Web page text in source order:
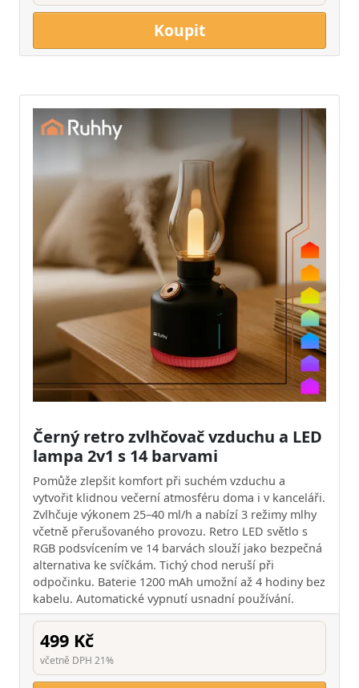
Koupit
Černý retro zvlhčovač vzduchu a LED
lampa 2v1 s 14 barvami
Pomůže zlepšit komfort při suchém vzduchu a
vytvořit klidnou večerní atmosféru doma i v kanceláři.
Zvlhčuje výkonem 25–40 ml/h a nabízí 3 režimy mlhy
včetně přerušovaného provozu. Retro LED světlo s
RGB podsvícením ve 14 barvách slouží jako bezpečná
alternativa ke svíčkám. Tichý chod neruší při
odpočinku. Baterie 1200 mAh umožní až 4 hodiny bez
kabelu. Automatické vypnutí usnadní používání.
499 Kč
včetně DPH 21%